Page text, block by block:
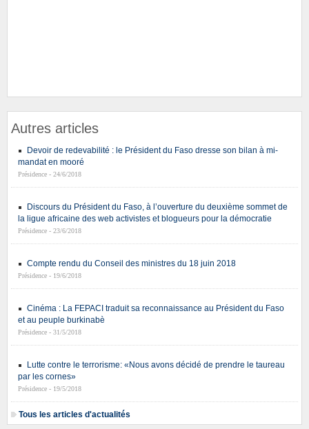
Autres articles
Devoir de redevabilité : le Président du Faso dresse son bilan à mi-
mandat en mooré
Présidence - 24/6/2018
Discours du Président du Faso, à l’ouverture du deuxième sommet de
la ligue africaine des web activistes et blogueurs pour la démocratie
Présidence - 23/6/2018
Compte rendu du Conseil des ministres du 18 juin 2018
Présidence - 19/6/2018
Cinéma : La FEPACI traduit sa reconnaissance au Président du Faso
et au peuple burkinabè
Présidence - 31/5/2018
Lutte contre le terrorisme: «Nous avons décidé de prendre le taureau
par les cornes»
Présidence - 19/5/2018
Tous les articles d'actualités